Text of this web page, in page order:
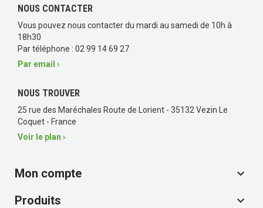
NOUS CONTACTER
Vous pouvez nous contacter du mardi au samedi de 10h à
18h30
Par téléphone : 02 99 14 69 27
Par email ›
NOUS TROUVER
25 rue des Maréchales Route de Lorient - 35132 Vezin Le
Coquet - France
Voir le plan ›
Mon compte

Produits
